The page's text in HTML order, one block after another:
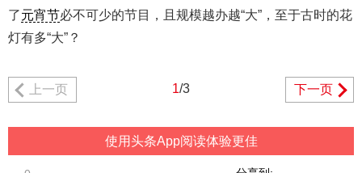
了元宵节必不可少的节目，且规模越办越“大”，至于古时的花
灯有多“大”？
上一页 1/3 下一页
使用头条App阅读体验更佳